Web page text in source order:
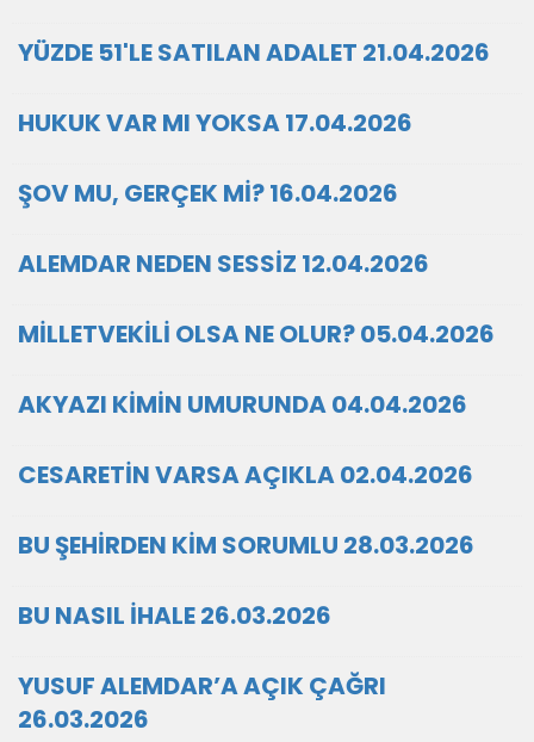
YÜZDE 51'LE SATILAN ADALET 21.04.2026
HUKUK VAR MI YOKSA 17.04.2026
ŞOV MU, GERÇEK Mİ? 16.04.2026
ALEMDAR NEDEN SESSİZ 12.04.2026
MİLLETVEKİLİ OLSA NE OLUR? 05.04.2026
AKYAZI KİMİN UMURUNDA 04.04.2026
CESARETİN VARSA AÇIKLA 02.04.2026
BU ŞEHİRDEN KİM SORUMLU 28.03.2026
BU NASIL İHALE 26.03.2026
YUSUF ALEMDAR’A AÇIK ÇAĞRI
26.03.2026